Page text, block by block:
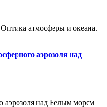
атмосферы и океана.
аэрозоля над
над Белым морем